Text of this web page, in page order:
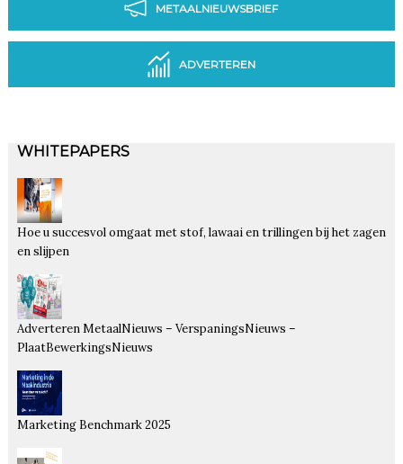
METAALNIEUWSBRIEF
ADVERTEREN
WHITEPAPERS
Hoe u succesvol omgaat met stof, lawaai en trillingen bij het zagen
en slijpen
Adverteren MetaalNieuws – VerspaningsNieuws –
PlaatBewerkingsNieuws
Marketing Benchmark 2025